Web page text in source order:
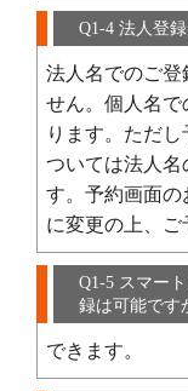
Q1-4 法人登
法人名でのご登
せん。個人名で
ります。ただ
ついては法人
す。予約画面の
に変更の上、ご
Q1-5 スマー
録は可能です
できます。